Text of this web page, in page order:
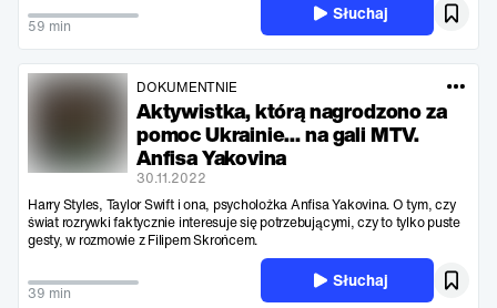
59 min
Słuchaj
DOKUMENTNIE
Aktywistka, którą nagrodzono za
pomoc Ukrainie… na gali MTV.
Anfisa Yakovina
30.11.2022
Harry Styles, Taylor Swift i ona, psycholożka Anfisa Yakovina. O tym, czy
świat rozrywki faktycznie interesuje się potrzebującymi, czy to tylko puste
gesty, w rozmowie z Filipem Skrońcem.
39 min
Słuchaj